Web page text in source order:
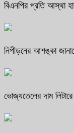
বিএনপির প্রতি আস্থা
নিপীড়নের আশঙ্কা
ভোজ্যতেলের দাম